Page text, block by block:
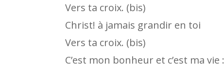
Vers ta croix. (bis)
Christ! à jamais grandir en toi
Vers ta croix. (bis)
C’est mon bonheur et c’est ma vie :